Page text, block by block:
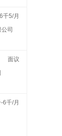
千5/月
司
面议
6千/月